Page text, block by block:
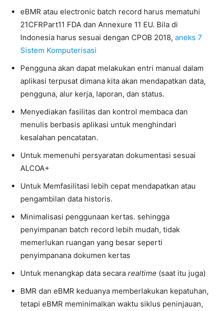
eBMR atau electronic batch record harus mematuhi
21CFRPart11 FDA dan Annexure 11 EU. Bila di
Indonesia harus sesuai dengan CPOB 2018, aneks 7
Sistem Komputerisasi
Pengguna akan dapat melakukan entri manual dalam
aplikasi terpusat dimana kita akan mendapatkan data,
pengguna, alur kerja, laporan, dan status.
Menyediakan fasilitas dan kontrol membaca dan
menulis berbasis aplikasi untuk menghindari
kesalahan pencatatan.
Untuk memenuhi persyaratan dokumentasi sesuai
ALCOA+
Untuk Memfasilitasi lebih cepat mendapatkan atau
pengambilan data historis.
Minimalisasi penggunaan kertas. sehingga
penyimpanan batch record lebih mudah, tidak
memerlukan ruangan yang besar seperti
penyimpanana dokumen kertas
Untuk menangkap data secara realtime (saat itu juga)
BMR dan eBMR keduanya memberlakukan kepatuhan,
tetapi eBMR meminimalkan waktu siklus peninjauan,